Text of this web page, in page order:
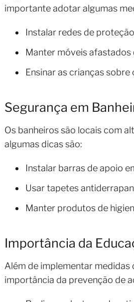
importante adotar algumas
Instalar redes de
Manter móveis afastados
Ensinar as crianças
Segurança em
Os banheiros são locais com
algumas dicas são:
Instalar barras de apoio
Usar tapetes
Manter produtos de
Importância da
Além de implementar
importância da prevenção de